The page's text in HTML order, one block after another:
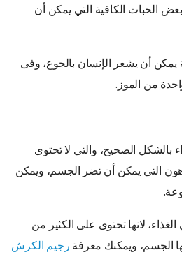
الحبات الكافية التي يمكن أن
يمكن أن يشعر الإنسان بالجوع، وفى
من الموز.
بالشكل الصحيح، والتي لا تحتوى
التي يمكن أن تضر الجسم، ويمكن
لانها تحتوى على الكثير من
الجسم، ويمكنك معرفة رجيم الكرش